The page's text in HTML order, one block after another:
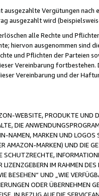
Vergütungen
ausgezahlt wird
alle Rechte und
hiervon ausgenommen sind
und Pflichten der Parteien
Vereinbarung
Vereinbarung und der
WEBSITE, PRODUKTE UND
DIE
NAMEN, MARKEN UND
AMAZON-MARKEN) UND DIE
SCHUTZRECHTE,
IM RAHMEN
BESEHEN“ UND „WIE
ODER ÜBERNEHMEN